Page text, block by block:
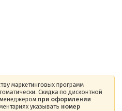
маркетинговых программ
Скидка по дисконтной
менеджером при оформлении
указывать номер